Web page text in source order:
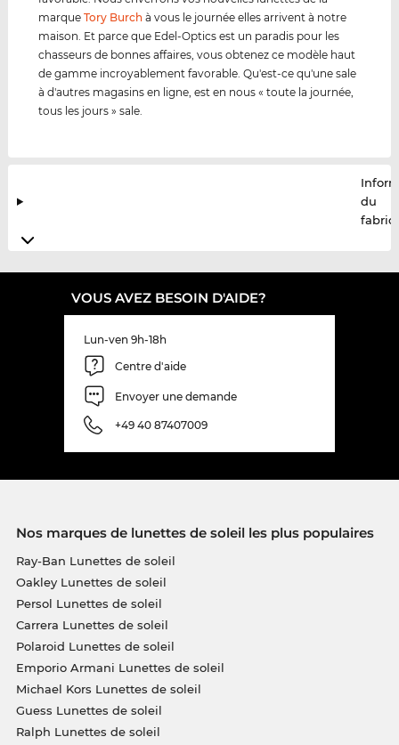
marqueTory Burch à vous le journée elles arrivent à notre
maison. Et parce que Edel-Optics est un paradis pour les
chasseurs de bonnes affaires, vous obtenez ce modèle haut
de gamme incroyablement favorable. Qu'est-ce qu'une sale
à d'autres magasins en ligne, est en nous « toute la journée,
tous les jours » sale.
du
VOUS AVEZ BESOIN D'AIDE?
Lun-ven 9h-18h
Centre d'aide
Envoyer une demande
+49 40 87407009
Nos marques de lunettes de soleil les plus populaires
Ray-Ban Lunettes de soleil
Oakley Lunettes de soleil
Persol Lunettes de soleil
Carrera Lunettes de soleil
Polaroid Lunettes de soleil
Emporio Armani Lunettes de soleil
Michael Kors Lunettes de soleil
Guess Lunettes de soleil
Ralph Lunettes de soleil